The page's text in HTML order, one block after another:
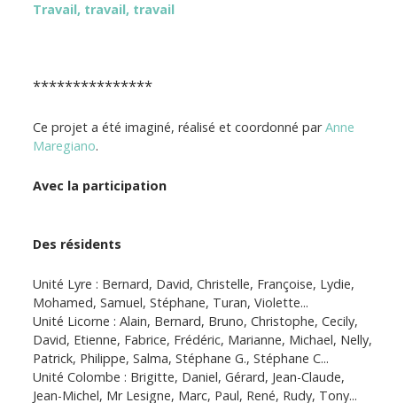
Travail, travail, travail
***************
Ce projet a été imaginé, réalisé et coordonné parAnne
Maregiano.
Avec la participation
Des résidents
Unité Lyre : Bernard, David, Christelle, Françoise, Lydie,
Mohamed, Samuel, Stéphane, Turan, Violette...
Unité Licorne : Alain, Bernard, Bruno, Christophe, Cecily,
David, Etienne, Fabrice, Frédéric, Marianne, Michael, Nelly,
Patrick, Philippe, Salma, Stéphane G., Stéphane C...
Unité Colombe : Brigitte, Daniel, Gérard, Jean-Claude,
Jean-Michel, Mr Lesigne, Marc, Paul, René, Rudy, Tony...